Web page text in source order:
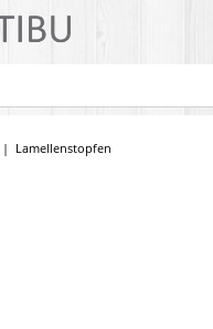
Lamellenstopfen